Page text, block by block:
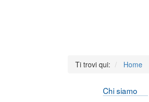
Ti trovi qui: Home
Chi siamo